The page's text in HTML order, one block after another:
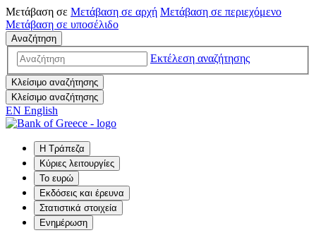
Μετάβαση σε Μετάβαση σε αρχή Μετάβαση σε περιεχόμενο
Μετάβαση σε υποσέλιδο
Αναζήτηση
Εκτέλεση αναζήτησης
Κλείσιμο αναζήτησης
Κλείσιμο αναζήτησης
EN English
Η Τράπεζα
Κύριες λειτουργίες
Το ευρώ
Εκδόσεις και έρευνα
Στατιστικά στοιχεία
Ενημέρωση